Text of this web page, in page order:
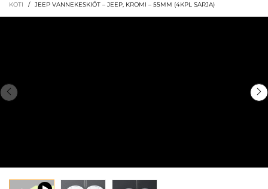
KOTI / JEEP VANNEKESKIÖT – JEEP, KROMI – 55MM (4KPL SARJA)